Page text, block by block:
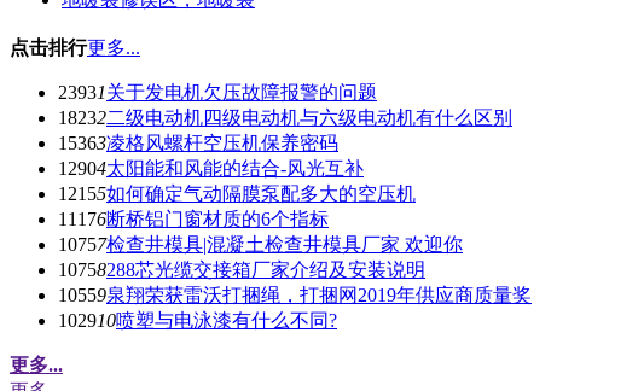
点击排行更多...
23931关于发电机欠压故障报警的问题
18232二级电动机四级电动机与六级电动机有什么区别
15363凌格风螺杆空压机保养密码
12904太阳能和风能的结合-风光互补
12155如何确定气动隔膜泵配多大的空压机
11176断桥铝门窗材质的6个指标
10757检查井模具|混凝土检查井模具厂家 欢迎你
10758288芯光缆交接箱厂家介绍及安装说明
10559泉翔荣获雷沃打捆绳，打捆网2019年供应商质量奖
102910喷塑与电泳漆有什么不同?
更多...